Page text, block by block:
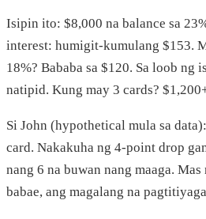
Isipin ito: $8,000 na balance sa
interest: humigit-kumulang $153.
18%? Bababa sa $120. Sa loob ng
natipid. Kung may 3 cards?
Si John (hypothetical mula sa
card. Nakakuha ng 4-point drop
nang 6 na buwan nang maaga.
babae, ang magalang na